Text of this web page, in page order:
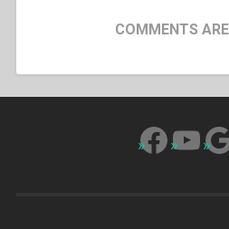
COMMENTS